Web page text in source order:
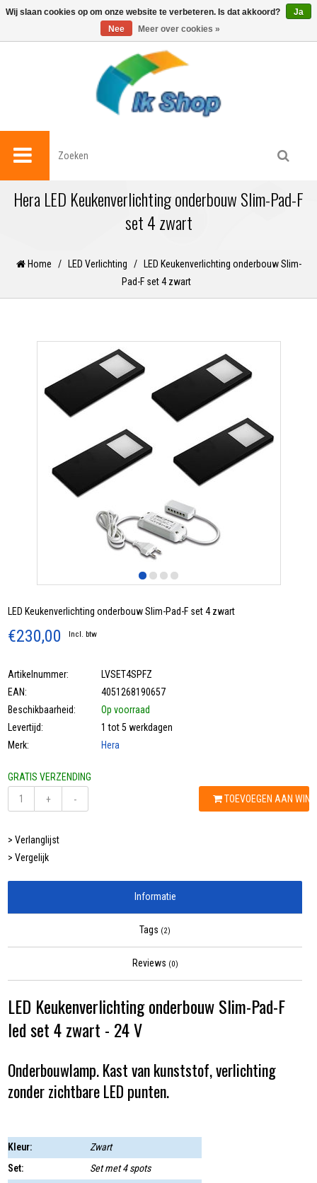
0
Hera LED Keukenverlichting onderbouw Slim-Pad-F
set 4 zwart
Home / LED Verlichting /
LED Keukenverlichting onderbouw Slim-
Pad-F set 4 zwart
LED Keukenverlichting onderbouw Slim-Pad-F set 4 zwart
€230,00 Incl. btw
Artikelnummer:
LVSET4SPFZ
EAN:
4051268190657
Beschikbaarheid:
Op voorraad
Levertijd:
1 tot 5 werkdagen
Merk:
Hera
GRATIS VERZENDING
+
- TOEVOEGEN AAN
> Verlanglijst
> Vergelijk
Informatie
Tags (2)
Reviews (0)
LED Keukenverlichting onderbouw Slim-Pad-F
led set 4 zwart - 24 V
Onderbouwlamp. Kast van kunststof, verlichting
zonder zichtbare LED punten.
Kleur:
Zwart
Set:
Set met 4 spots
Wij slaan cookies op om onze website te verbeteren. Is dat akkoord?
Ja
Nee
Meer over cookies »